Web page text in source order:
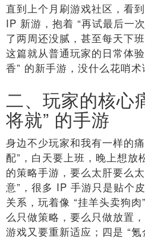
直到上个月刷游戏社区，看
IP 新游，抱着 “再试最后一
了两周还没腻，甚至每天下
这篇就从普通玩家的日常体
香” 的新手游，没什么花哨术
二、玩家的核心
将就” 的手游
身边不少玩家和我有一样的
配”，白天要上班，晚上想放
的策略手游，要么太肝要么
意”，很多 IP 手游只是贴个
关系，玩着像 “挂羊头卖狗
么只做策略，要么只做放置
游戏又要重新适应；四是 “